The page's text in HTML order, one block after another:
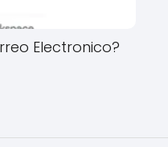
Electronico?